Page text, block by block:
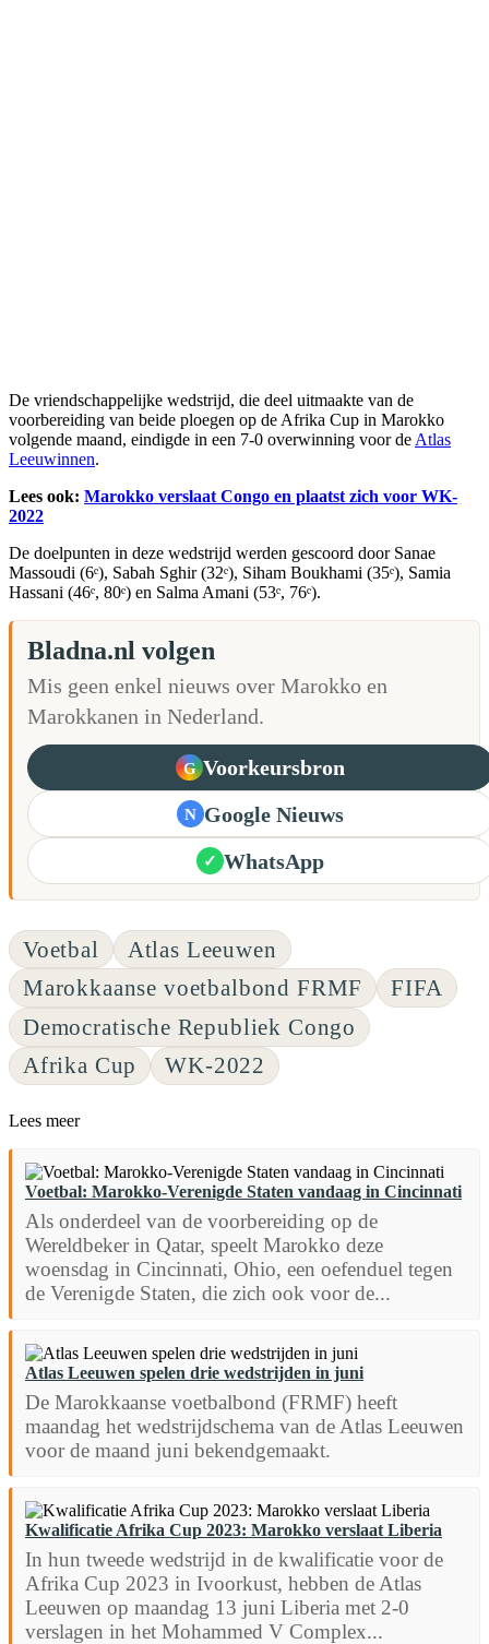
De vriendschappelijke wedstrijd, die deel uitmaakte van de
voorbereiding van beide ploegen op de Afrika Cup in Marokko
volgende maand, eindigde in een 7-0 overwinning voor de Atlas
Leeuwinnen.
Lees ook: Marokko verslaat Congo en plaatst zich voor WK-
2022
De doelpunten in deze wedstrijd werden gescoord door Sanae
Massoudi (6ᵉ), Sabah Sghir (32ᵉ), Siham Boukhami (35ᵉ), Samia
Hassani (46ᵉ, 80ᵉ) en Salma Amani (53ᵉ, 76ᵉ).
Bladna.nl volgen
Mis geen enkel nieuws over Marokko en
Marokkanen in Nederland.
G Voorkeursbron
N Google Nieuws
✓ WhatsApp
Voetbal
Atlas Leeuwen
Marokkaanse voetbalbond FRMF
FIFA
Democratische Republiek Congo
Afrika Cup
WK-2022
Lees meer
Voetbal: Marokko-Verenigde Staten vandaag in Cincinnati
Als onderdeel van de voorbereiding op de
Wereldbeker in Qatar, speelt Marokko deze
woensdag in Cincinnati, Ohio, een oefenduel tegen
de Verenigde Staten, die zich ook voor de...
Atlas Leeuwen spelen drie wedstrijden in juni
De Marokkaanse voetbalbond (FRMF) heeft
maandag het wedstrijdschema van de Atlas Leeuwen
voor de maand juni bekendgemaakt.
Kwalificatie Afrika Cup 2023: Marokko verslaat Liberia
In hun tweede wedstrijd in de kwalificatie voor de
Afrika Cup 2023 in Ivoorkust, hebben de Atlas
Leeuwen op maandag 13 juni Liberia met 2-0
verslagen in het Mohammed V Complex...